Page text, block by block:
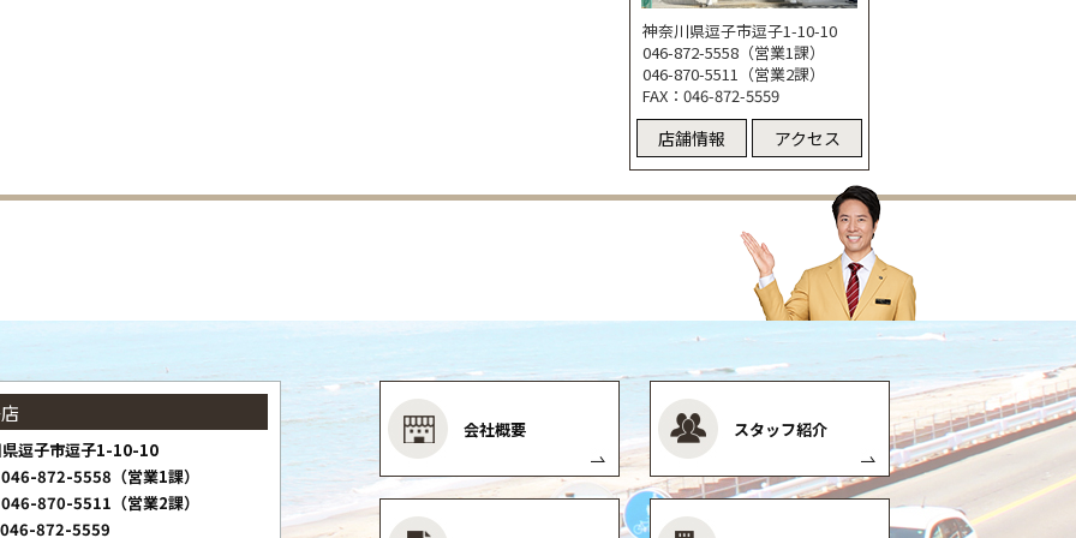
神奈川県逗子市逗子1-10-10
046-872-5558（営業1課）
046-870-5511（営業2課）
FAX：046-872-5559
店舗情報 アクセス
逗子市逗子1-10-10
872-5558（営業1課）
870-5511（営業2課）
046-872-5559
会社概要 スタッフ紹介